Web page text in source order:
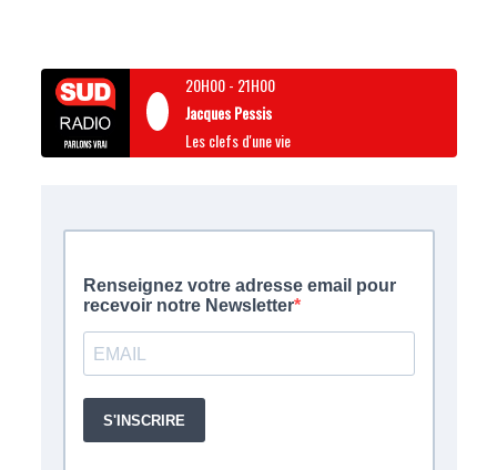
20H00- 21H00
Jacques Pessis
Les clefs d'une vie